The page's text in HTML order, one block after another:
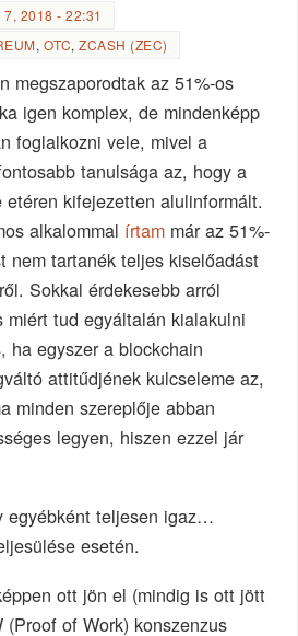
7, 2018 - 22:31
, OTC,ZCASH (ZEC)
megszaporodtak az 51%-os
igen komplex, de mindenképp
foglalkozni vele, mivel a
tanulsága az, hogy a
etéren kifejezetten alulinformált.
alkalommal írtam már az 51%-
nem tartanék teljes kiselőadást
Sokkal érdekesebb arról
miért tud egyáltalán kialakulni
ha egyszer a blockchain
attitűdjének kulcseleme az,
minden szereplője abban
legyen, hiszen ezzel jár
egyébként teljesen igaz…
esetén.
ott jön el (mindig is ott jött
of Work) konszenzus